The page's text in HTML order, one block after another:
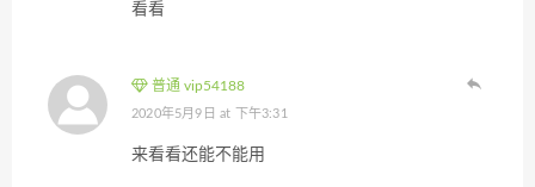
看看
普通 vip54188
2020年5月9日 at 下午3:31
来看看还能不能用